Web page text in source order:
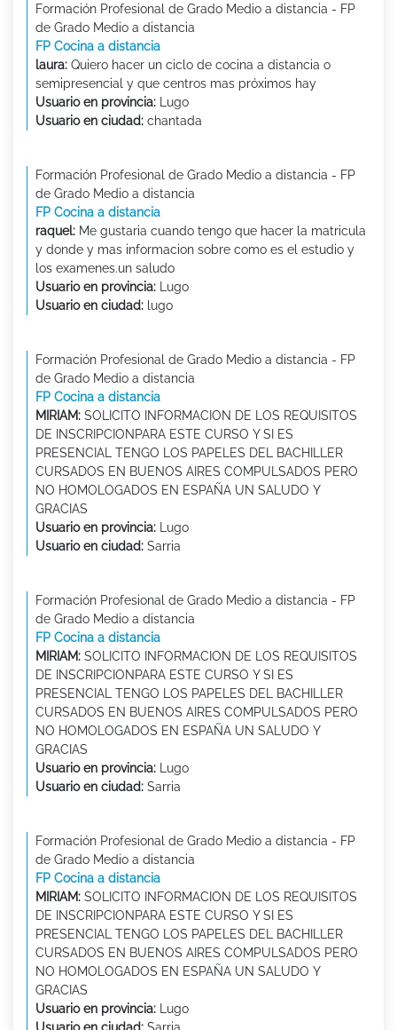
Formación Profesional de Grado Medio a distancia - FP
de Grado Medio a distancia
FP Cocina a distancia
laura: Quiero hacer un ciclo de cocina a distancia o
semipresencial y que centros mas próximos hay
Usuario en provincia: Lugo
Usuario en ciudad: chantada
Formación Profesional de Grado Medio a distancia - FP
de Grado Medio a distancia
FP Cocina a distancia
raquel: Me gustaria cuando tengo que hacer la matricula
y donde y mas informacion sobre como es el estudio y
los examenes.un saludo
Usuario en provincia: Lugo
Usuario en ciudad: lugo
Formación Profesional de Grado Medio a distancia - FP
de Grado Medio a distancia
FP Cocina a distancia
MIRIAM: SOLICITO INFORMACION DE LOS REQUISITOS
DE INSCRIPCIONPARA ESTE CURSO Y SI ES
PRESENCIAL TENGO LOS PAPELES DEL BACHILLER
CURSADOS EN BUENOS AIRES COMPULSADOS PERO
NO HOMOLOGADOS EN ESPAÑA UN SALUDO Y
GRACIAS
Usuario en provincia: Lugo
Usuario en ciudad: Sarria
Formación Profesional de Grado Medio a distancia - FP
de Grado Medio a distancia
FP Cocina a distancia
MIRIAM: SOLICITO INFORMACION DE LOS REQUISITOS
DE INSCRIPCIONPARA ESTE CURSO Y SI ES
PRESENCIAL TENGO LOS PAPELES DEL BACHILLER
CURSADOS EN BUENOS AIRES COMPULSADOS PERO
NO HOMOLOGADOS EN ESPAÑA UN SALUDO Y
GRACIAS
Usuario en provincia: Lugo
Usuario en ciudad: Sarria
Formación Profesional de Grado Medio a distancia - FP
de Grado Medio a distancia
FP Cocina a distancia
MIRIAM: SOLICITO INFORMACION DE LOS REQUISITOS
DE INSCRIPCIONPARA ESTE CURSO Y SI ES
PRESENCIAL TENGO LOS PAPELES DEL BACHILLER
CURSADOS EN BUENOS AIRES COMPULSADOS PERO
NO HOMOLOGADOS EN ESPAÑA UN SALUDO Y
GRACIAS
Usuario en provincia: Lugo
Usuario en ciudad: Sarria